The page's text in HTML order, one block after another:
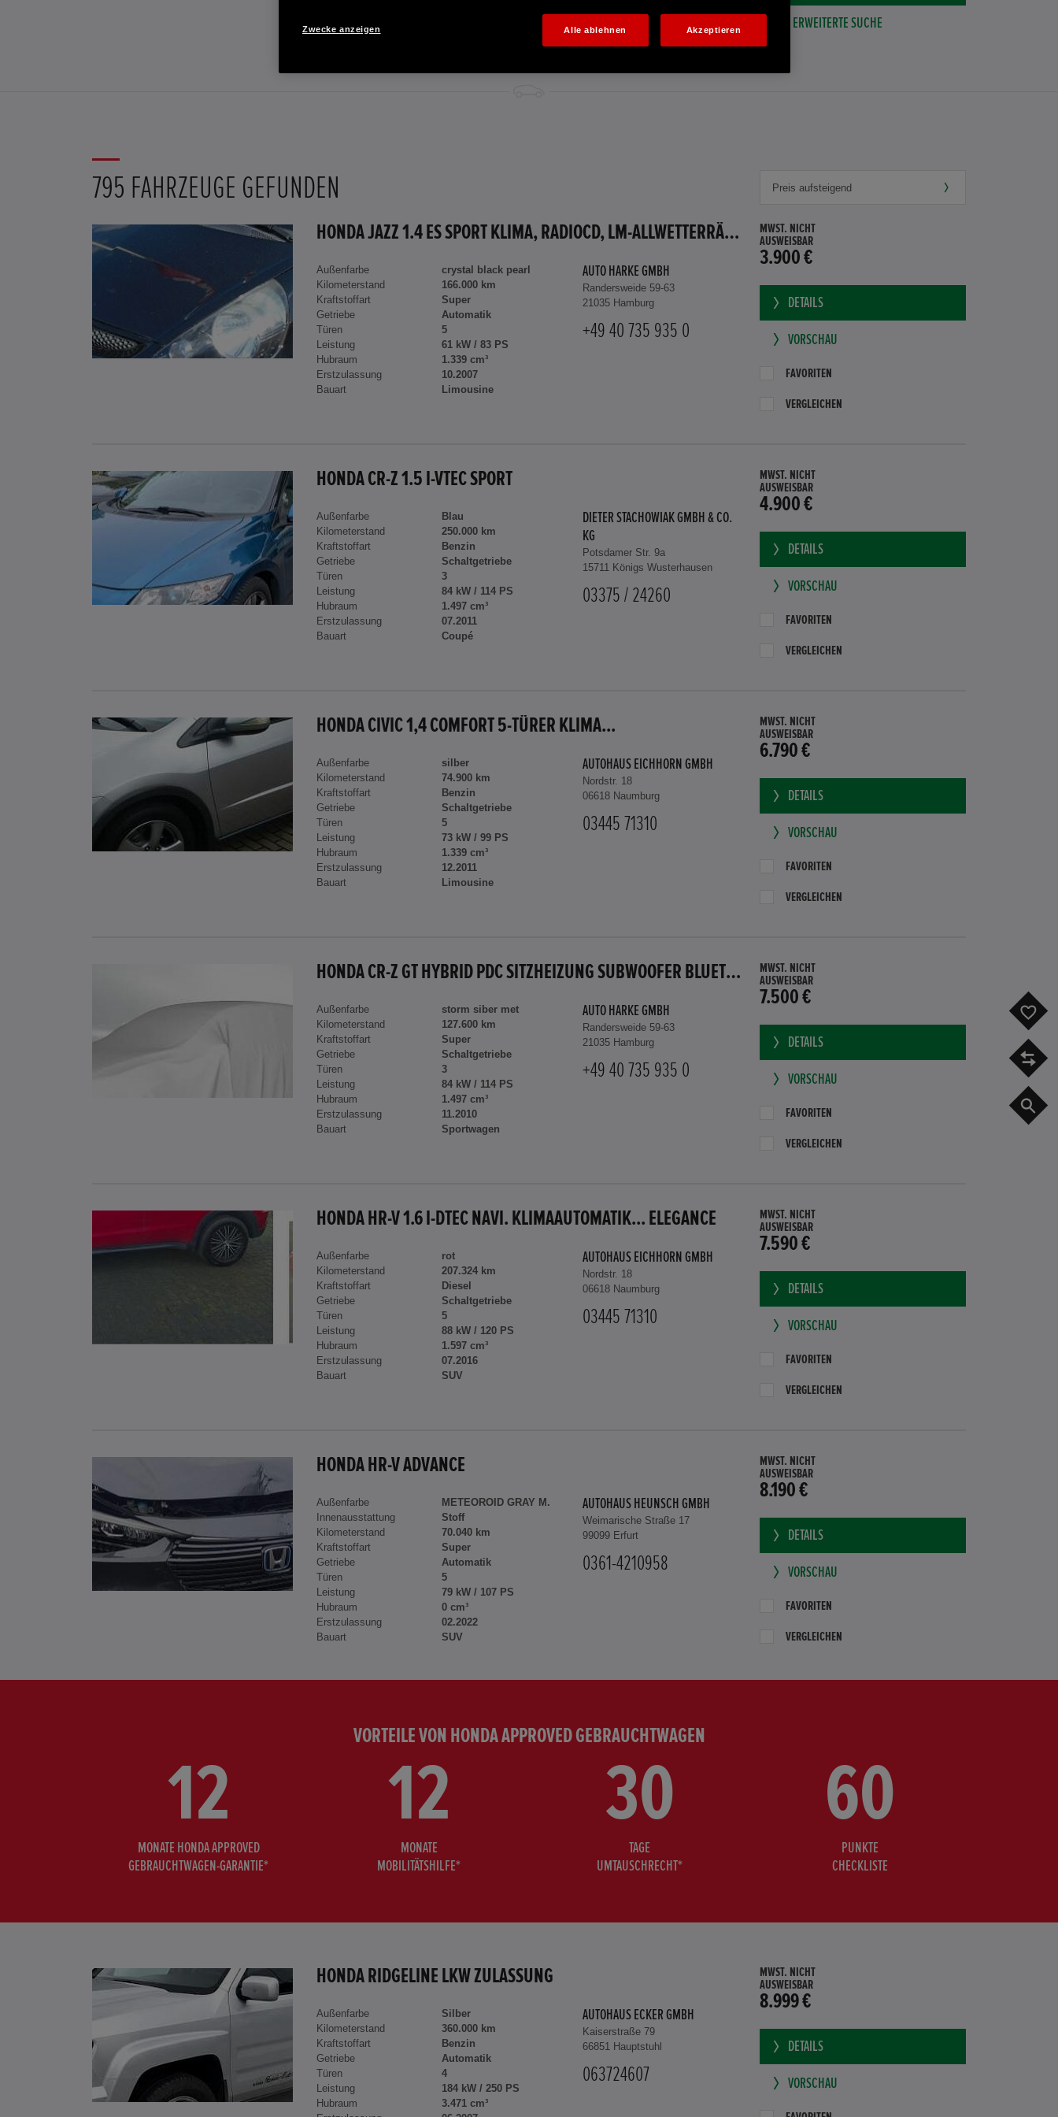
ERWEITERTE SUCHE
795 FAHRZEUGE GEFUNDEN
HONDA JAZZ 1.4 ES SPORT KLIMA, RADIOCD, LM-ALLWETTERRÄDER, PRIVACY
Außenfarbe
crystal black pearl
Kilometerstand
166.000 km
Kraftstoffart
Super
Getriebe
Automatik
Türen
5
Leistung
61 kW / 83 PS
Hubraum
1.339 cm³
Erstzulassung
10.2007
Bauart
Limousine
AUTO HARKE GMBH
Randersweide 59-63
21035 Hamburg
+49 40 735 935 0
MWST. NICHT
AUSWEISBAR
3.900 €
DETAILS
VORSCHAU
FAVORITEN
VERGLEICHEN
HONDA CR-Z 1.5 I-VTEC SPORT
Außenfarbe
Blau
Kilometerstand
250.000 km
Kraftstoffart
Benzin
Getriebe
Schaltgetriebe
Türen
3
Leistung
84 kW / 114 PS
Hubraum
1.497 cm³
Erstzulassung
07.2011
Bauart
Coupé
DIETER STACHOWIAK GMBH & CO.
KG
Potsdamer Str. 9a
15711 Königs Wusterhausen
03375 / 24260
MWST. NICHT
AUSWEISBAR
4.900 €
DETAILS
VORSCHAU
FAVORITEN
VERGLEICHEN
HONDA CIVIC 1,4 COMFORT 5-TÜRER KLIMA...
Außenfarbe
silber
Kilometerstand
74.900 km
Kraftstoffart
Benzin
Getriebe
Schaltgetriebe
Türen
5
Leistung
73 kW / 99 PS
Hubraum
1.339 cm³
Erstzulassung
12.2011
Bauart
Limousine
AUTOHAUS EICHHORN GMBH
Nordstr. 18
06618 Naumburg
03445 71310
MWST. NICHT
AUSWEISBAR
6.790 €
DETAILS
VORSCHAU
FAVORITEN
VERGLEICHEN
HONDA CR-Z GT HYBRID PDC SITZHEIZUNG SUBWOOFER BLUETOOTH
Außenfarbe
storm siber met
Kilometerstand
127.600 km
Kraftstoffart
Super
Getriebe
Schaltgetriebe
Türen
3
Leistung
84 kW / 114 PS
Hubraum
1.497 cm³
Erstzulassung
11.2010
Bauart
Sportwagen
AUTO HARKE GMBH
Randersweide 59-63
21035 Hamburg
+49 40 735 935 0
MWST. NICHT
AUSWEISBAR
7.500 €
DETAILS
VORSCHAU
FAVORITEN
VERGLEICHEN
HONDA HR-V 1.6 I-DTEC NAVI. KLIMAAUTOMATIK... ELEGANCE
Außenfarbe
rot
Kilometerstand
207.324 km
Kraftstoffart
Diesel
Getriebe
Schaltgetriebe
Türen
5
Leistung
88 kW / 120 PS
Hubraum
1.597 cm³
Erstzulassung
07.2016
Bauart
SUV
AUTOHAUS EICHHORN GMBH
Nordstr. 18
06618 Naumburg
03445 71310
MWST. NICHT
AUSWEISBAR
7.590 €
DETAILS
VORSCHAU
FAVORITEN
VERGLEICHEN
HONDA HR-V ADVANCE
Außenfarbe
METEOROID GRAY M.
Innenausstattung
Stoff
Kilometerstand
70.040 km
Kraftstoffart
Super
Getriebe
Automatik
Türen
5
Leistung
79 kW / 107 PS
Hubraum
0 cm³
Erstzulassung
02.2022
Bauart
SUV
AUTOHAUS HEUNSCH GMBH
Weimarische Straße 17
99099 Erfurt
0361-4210958
MWST. NICHT
AUSWEISBAR
8.190 €
DETAILS
VORSCHAU
FAVORITEN
VERGLEICHEN
VORTEILE VON HONDA APPROVED GEBRAUCHTWAGEN
12
MONATE HONDA APPROVED
GEBRAUCHTWAGEN-GARANTIE*
12
MONATE
MOBILITÄTSHILFE*
30
TAGE
UMTAUSCHRECHT*
60
PUNKTE
CHECKLISTE
HONDA RIDGELINE LKW ZULASSUNG
Außenfarbe
Silber
Kilometerstand
360.000 km
Kraftstoffart
Benzin
Getriebe
Automatik
Türen
4
Leistung
184 kW / 250 PS
Hubraum
3.471 cm³
AUTOHAUS ECKER GMBH
Kaiserstraße 79
66851 Hauptstuhl
063724607
MWST. NICHT
AUSWEISBAR
8.999 €
DETAILS
VORSCHAU
Zwecke anzeigen Alle ablehnen Akzeptieren